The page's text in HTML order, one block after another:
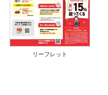
リーフレット